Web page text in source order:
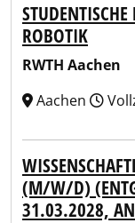
ROBOTIK
RWTH Aachen
Aachen
(M/W/D)
31.03.2028,